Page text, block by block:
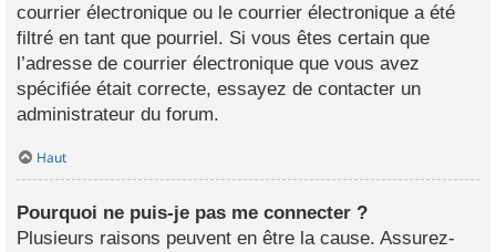
courrier électronique ou le courrier électronique a été
filtré en tant que pourriel. Si vous êtes certain que
l’adresse de courrier électronique que vous avez
spécifiée était correcte, essayez de contacter un
administrateur du forum.
Haut
Pourquoi ne puis-je pas me connecter ?
Plusieurs raisons peuvent en être la cause. Assurez-